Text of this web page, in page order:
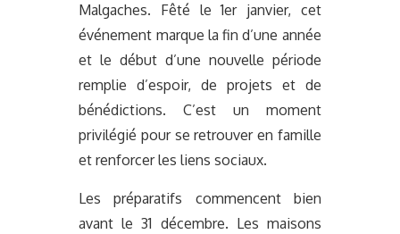
Malgaches. Fêté le 1er janvier, cet
événement marque la fin d’une année
et le début d’une nouvelle période
remplie d’espoir, de projets et de
bénédictions. C’est un moment
privilégié pour se retrouver en famille
et renforcer les liens sociaux.
Les préparatifs commencent bien
avant le 31 décembre. Les maisons